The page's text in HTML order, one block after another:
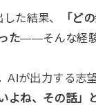
た結果、
「ど
た——そんな経
AIが出力する志
よね、その話」